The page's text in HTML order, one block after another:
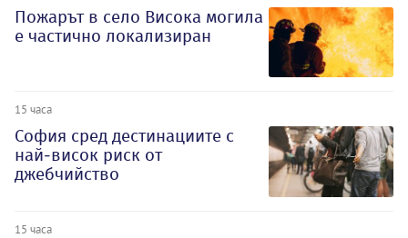
Пожарът в село Висока могила
е частично локализиран
15 часа
София сред дестинациите с
най-висок риск от
джебчийство
15 часа